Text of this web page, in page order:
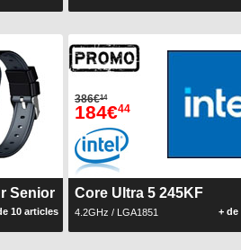
Senior
10 articles
386€14
184€44
Core Ultra 5 245KF
4.2GHz / LGA1851 + de